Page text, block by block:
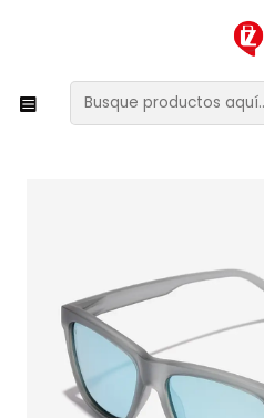
XMAS SALE ¡Compra
Lentes y Accesorios
Lentes de Sol